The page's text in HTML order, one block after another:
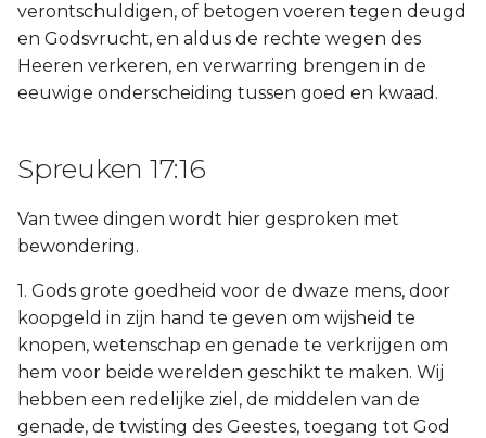
verontschuldigen, of betogen voeren tegen deugd
en Godsvrucht, en aldus de rechte wegen des
Heeren verkeren, en verwarring brengen in de
eeuwige onderscheiding tussen goed en kwaad.
Spreuken 17:16
Van twee dingen wordt hier gesproken met
bewondering.
1. Gods grote goedheid voor de dwaze mens, door
koopgeld in zijn hand te geven om wijsheid te
knopen, wetenschap en genade te verkrijgen om
hem voor beide werelden geschikt te maken. Wij
hebben een redelijke ziel, de middelen van de
genade, de twisting des Geestes, toegang tot God